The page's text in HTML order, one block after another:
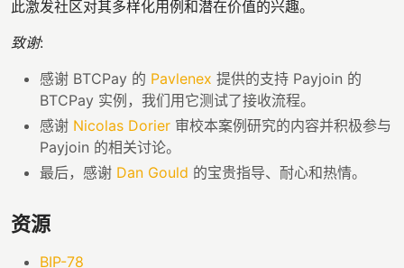
此激发社区对其多样化用例和潜在价值的兴趣。
致谢:
感谢 BTCPay 的 Pavlenex 提供的支持 Payjoin 的
BTCPay 实例，我们用它测试了接收流程。
感谢 Nicolas Dorier 审校本案例研究的内容并积极参与
Payjoin 的相关讨论。
最后，感谢 Dan Gould 的宝贵指导、耐心和热情。
资源
BIP-78